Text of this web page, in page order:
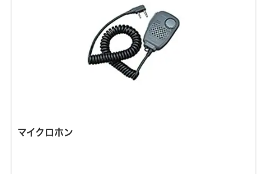
マイクロホン